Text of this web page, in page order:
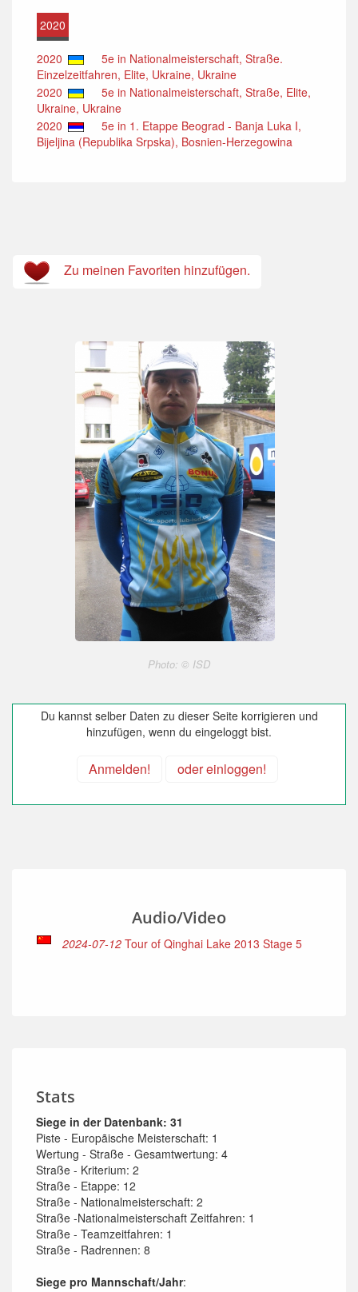
2020
2020
5e in Nationalmeisterschaft, Straße.
Einzelzeitfahren, Elite, Ukraine, Ukraine
2020
5e in Nationalmeisterschaft, Straße, Elite,
Ukraine, Ukraine
2020
5e in 1. Etappe Beograd - Banja Luka I,
Bijeljina (Republika Srpska), Bosnien-Herzegowina
Zu meinen Favoriten hinzufügen.
Photo: © ISD
Du kannst selber Daten zu dieser Seite korrigieren und
hinzufügen, wenn du eingeloggt bist.
Anmelden! oder einloggen!
Audio/Video
2024-07-12 Tour of Qinghai Lake 2013 Stage 5
Stats
Siege in der Datenbank: 31
Piste - Europãische Meisterschaft: 1
Wertung - Straße - Gesamtwertung: 4
Straße - Kriterium: 2
Straße - Etappe: 12
Straße - Nationalmeisterschaft: 2
Straße -Nationalmeisterschaft Zeitfahren: 1
Straße - Teamzeitfahren: 1
Straße - Radrennen: 8
Siege pro Mannschaft/Jahr: